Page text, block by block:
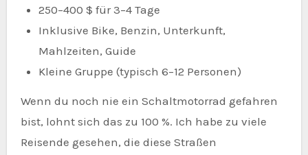
250–400 $ für 3–4 Tage
Inklusive Bike, Benzin, Unterkunft,
Mahlzeiten, Guide
Kleine Gruppe (typisch 6–12 Personen)
Wenn du noch nie ein Schaltmotorrad gefahren
bist, lohnt sich das zu 100 %. Ich habe zu viele
Reisende gesehen, die diese Straßen